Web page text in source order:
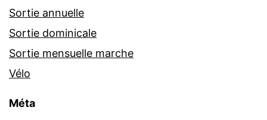
Sortie annuelle
Sortie dominicale
Sortie mensuelle marche
Vélo
Méta